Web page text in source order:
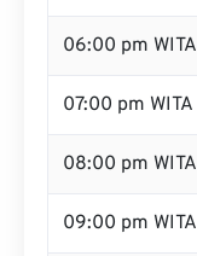
06:00 pm WITA
07:00 pm WITA
08:00 pm WITA
09:00 pm WITA